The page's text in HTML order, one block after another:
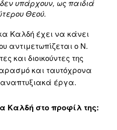
υπάρχουν, ως παιδιά
Θεού.
Καλδή έχει να κάνει
αντιμετωπίζεται ο Ν.
και διοικούντες της
και ταυτόχρονα
έργα.
Καλδή στο προφίλ της: